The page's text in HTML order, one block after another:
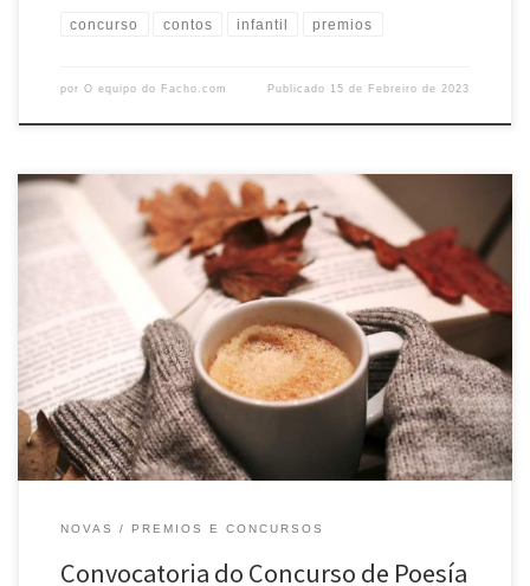
concurso contos infantil premios
por O equipo do Facho.com Publicado 15 de Febreiro de 2023
Considerando ao noso poeta Manuel Rivas cando asegura que a
poesía é o taller “onde nace todo” e co fin de expresar emocións,
sentimentos ou reflexións na nosa propia lingua O Facho convoca o
concurso de poesía 2023. É para xente nova que non teña publicado
ningún libro individual de […]
NOVAS PREMIOS E CONCURSOS
Convocatoria do Concurso de Poesía